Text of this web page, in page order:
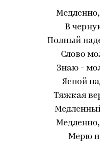
В
Полный
Слово
Знаю -
Ясной
Тяжкая
Мерю